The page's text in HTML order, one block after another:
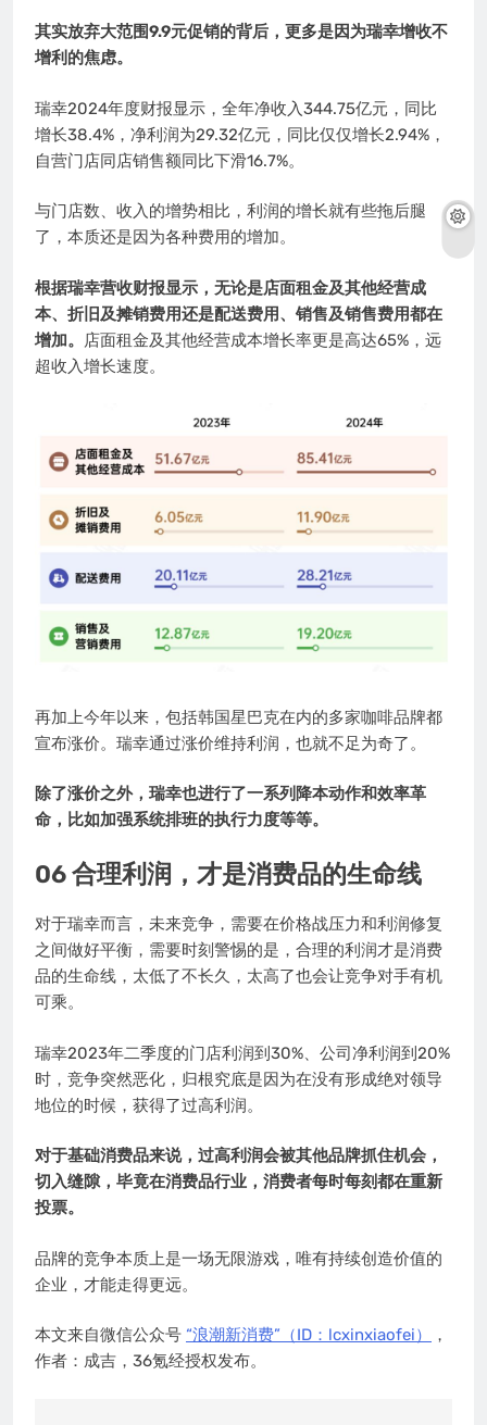
其实放弃大范围9.9元促销的背后，更多是因为瑞幸增收不
增利的焦虑。
瑞幸2024年度财报显示，全年净收入344.75亿元，同比
增长38.4%，净利润为29.32亿元，同比仅仅增长2.94%，
自营门店同店销售额同比下滑16.7%。
与门店数、收入的增势相比，利润的增长就有些拖后腿
了，本质还是因为各种费用的增加。
根据瑞幸营收财报显示，无论是店面租金及其他经营成
本、折旧及摊销费用还是配送费用、销售及销售费用都在
增加。
店面租金及其他经营成本增长率更是高达65%，远
超收入增长速度。
再加上今年以来，包括韩国星巴克在内的多家咖啡品牌都
宣布涨价。瑞幸通过涨价维持利润，也就不足为奇了。
除了涨价之外，瑞幸也进行了一系列降本动作和效率革
命，比如加强系统排班的执行力度等等。
06 合理利润，才是消费品的生命线
对于瑞幸而言，未来竞争，需要在价格战压力和利润修复
之间做好平衡，需要时刻警惕的是，合理的利润才是消费
品的生命线，太低了不长久，太高了也会让竞争对手有机
可乘。
瑞幸2023年二季度的门店利润到30%、公司净利润到20%
时，竞争突然恶化，归根究底是因为在没有形成绝对领导
地位的时候，获得了过高利润。
对于基础消费品来说，过高利润会被其他品牌抓住机会，
切入缝隙，毕竟在消费品行业，消费者每时每刻都在重新
投票。
品牌的竞争本质上是一场无限游戏，唯有持续创造价值的
企业，才能走得更远。
本文来自微信公众号 “浪潮新消费”（ID：lcxinxiaofei）
，
作者：成吉，36氪经授权发布。